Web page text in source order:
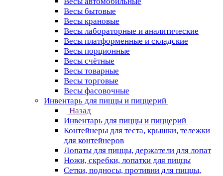
Весы бытовые
Весы крановые
Весы лабораторные и аналитические
Весы платформенные и складские
Весы порционные
Весы счётные
Весы товарные
Весы торговые
Весы фасовочные
Инвентарь для пиццы и пиццерий
Назад
Инвентарь для пиццы и пиццерий
Контейнеры для теста, крышки, тележки
для контейнеров
Лопаты для пиццы, держатели для лопат
Ножи, скребки, лопатки для пиццы
Сетки, подносы, противни для пиццы,